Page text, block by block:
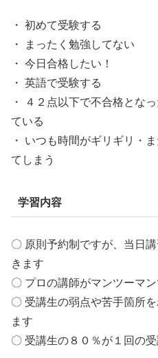
・ 初めて受験する
・ まったく勉強してない
・ 今日合格したい！
・ 英語で受験する
・ ４２点以下で不合格とな
ている
・ いつも時間がギリギリ・
てしまう
学習内容
〇 原則予約制ですが、当日
きます
〇 プロの講師がマンツーマ
〇 受講生の弱点や苦手箇所
ます
〇 受講生の８０％が１回の